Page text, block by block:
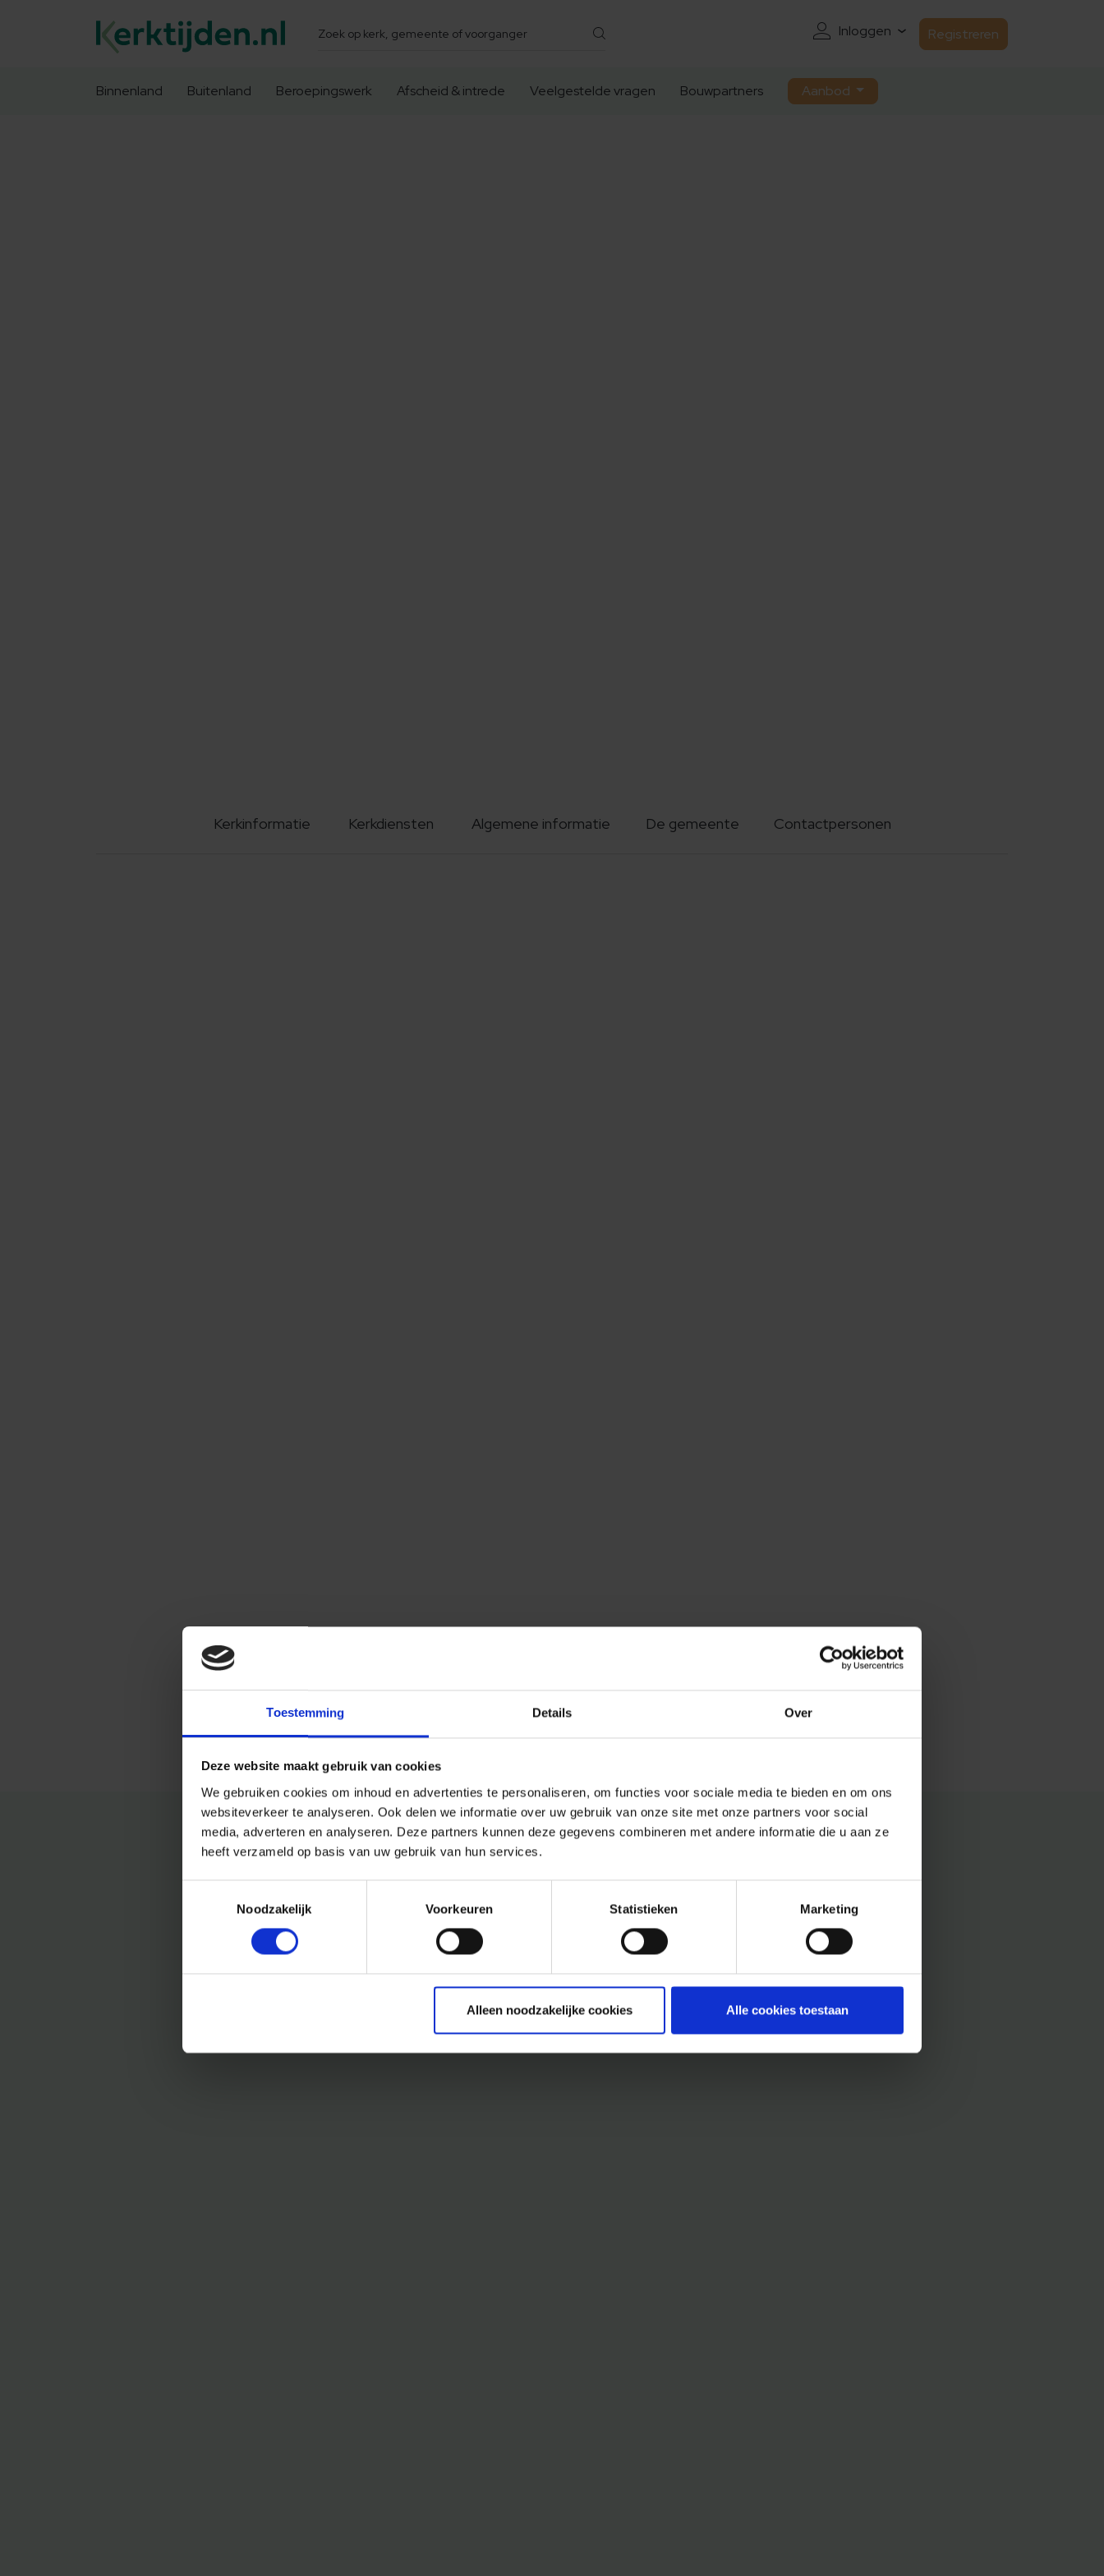
Toestemming Details Over
Deze website maakt gebruik van cookies
We gebruiken cookies om inhoud en advertenties te personaliseren, om functies voor sociale media te bieden en om ons
websiteverkeer te analyseren. Ook delen we informatie over uw gebruik van onze site met onze partners voor social
media, adverteren en analyseren. Deze partners kunnen deze gegevens combineren met andere informatie die u aan ze
heeft verzameld op basis van uw gebruik van hun services.
Noodzakelijk
Voorkeuren Statistieken Marketing
Alleen noodzakelijke cookies Alle cookies toestaan
Zoeken Inloggen Registreren
Binnenland Buitenland Beroepingswerk Afscheid & intrede Veelgestelde vragen Bouwpartners Aanbod
Kerkinformatie Kerkdiensten Algemene informatie De gemeente Contactpersonen